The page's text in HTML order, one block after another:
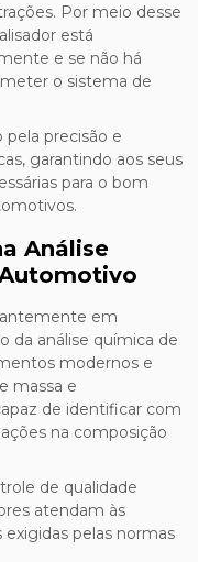
Por meio desse
está
e se não há
o sistema de
pela precisão e
garantindo aos seus
para o bom
Análise
em
da análise química de
modernos e
massa e
de identificar com
na composição
de qualidade
atendam às
pelas normas